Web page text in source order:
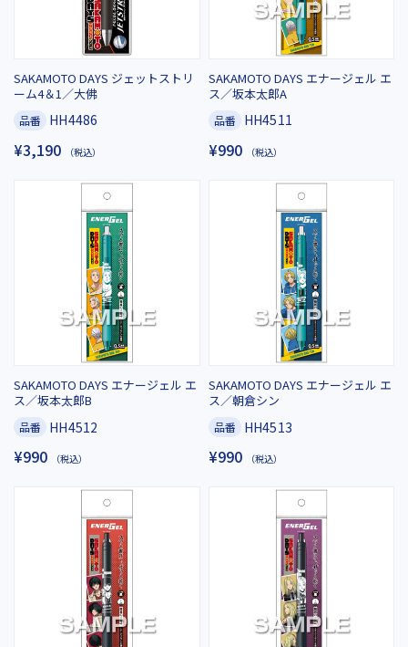
SAKAMOTO DAYS ジェットストリ
ーム4＆1／大佛
品番 HH4486
¥3,190 （税込）
SAKAMOTO DAYS エナージェル エ
ス／坂本太郎A
品番 HH4511
¥990 （税込）
SAKAMOTO DAYS エナージェル エ
ス／坂本太郎B
品番 HH4512
¥990 （税込）
SAKAMOTO DAYS エナージェル エ
ス／朝倉シン
品番 HH4513
¥990 （税込）